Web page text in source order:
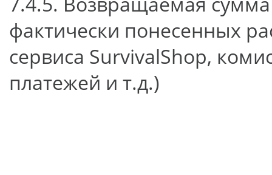
фактически понесенных
сервиса SurvivalShop,
платежей и т.д.)